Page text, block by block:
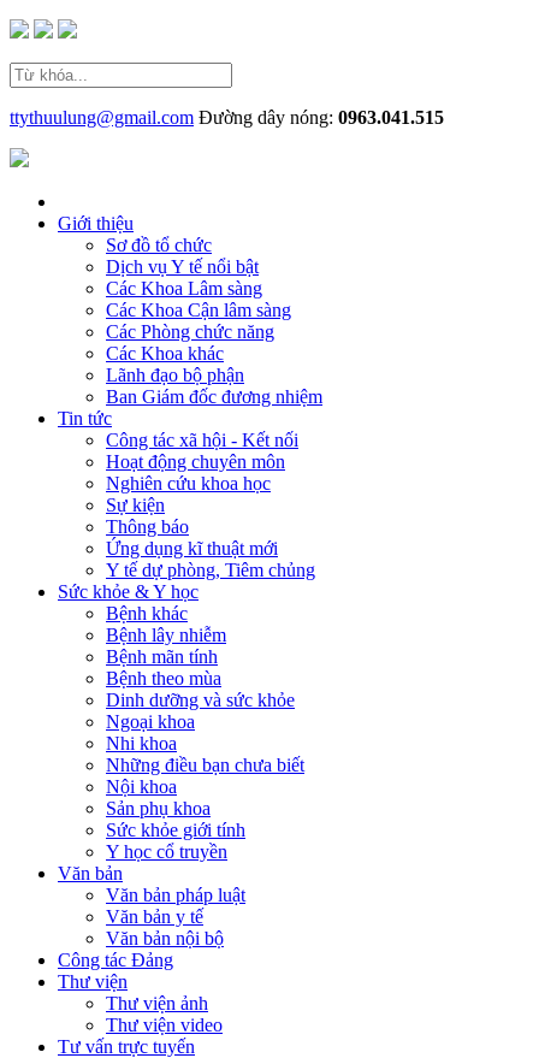
ttythuulung@gmail.com Đường dây nóng: 0963.041.515
Giới thiệu
Sơ đồ tổ chức
Dịch vụ Y tế nổi bật
Các Khoa Lâm sàng
Các Khoa Cận lâm sàng
Các Phòng chức năng
Các Khoa khác
Lãnh đạo bộ phận
Ban Giám đốc đương nhiệm
Tin tức
Công tác xã hội - Kết nối
Hoạt động chuyên môn
Nghiên cứu khoa học
Sự kiện
Thông báo
Ứng dụng kĩ thuật mới
Y tế dự phòng, Tiêm chủng
Sức khỏe & Y học
Bệnh khác
Bệnh lây nhiễm
Bệnh mãn tính
Bệnh theo mùa
Dinh dưỡng và sức khỏe
Ngoại khoa
Nhi khoa
Những điều bạn chưa biết
Nội khoa
Sản phụ khoa
Sức khỏe giới tính
Y học cổ truyền
Văn bản
Văn bản pháp luật
Văn bản y tế
Văn bản nội bộ
Công tác Đảng
Thư viện
Thư viện ảnh
Thư viện video
Tư vấn trực tuyến